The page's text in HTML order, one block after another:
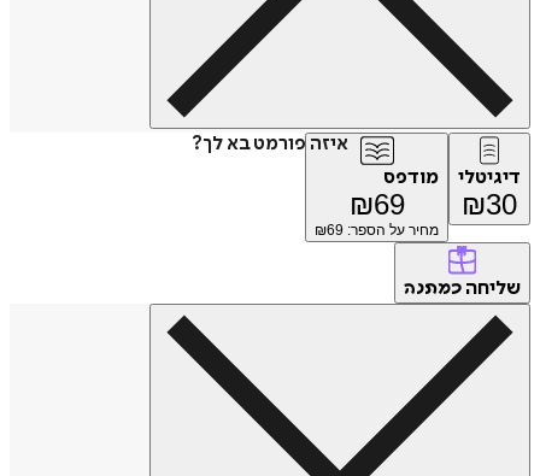
איזה פורמט בא לך?
דיגיטלי
₪30
מודפס
₪69
מחיר על הספר: ₪ 69
שליחה כמתנה